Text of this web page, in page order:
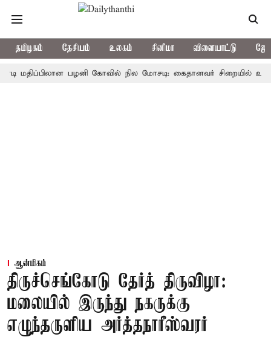
தமிழகம் தேசியம் உலகம் சினிமா விளையாட்டு
பழனி கோவில் நில மோசடி: கைதானவர் சிறையில் உயிரிழப்பு
ஆன்மிகம்
திருச்செங்கோடு தேர்த் திருவிழா:
மலையில் இருந்து நகருக்கு
எழுந்தருளிய அர்த்தநாரீஸ்வரர்